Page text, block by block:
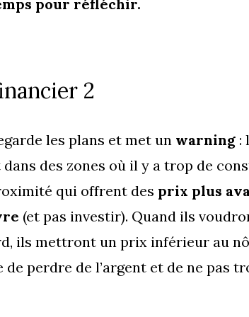
pour réfléchir.
2
les plans et met un warning :
des zones où il y a trop de
qui offrent des prix plus
(et pas investir). Quand ils
ils mettront un prix inférieur au
de perdre de l’argent et de ne pas